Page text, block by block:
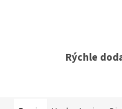
Rýchle